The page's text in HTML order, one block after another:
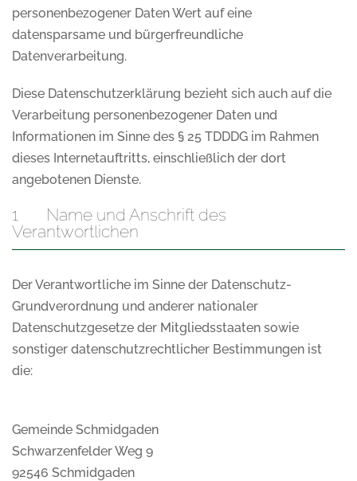
personenbezogener Daten Wert auf eine
datensparsame und bürgerfreundliche
Datenverarbeitung.
Diese Datenschutzerklärung bezieht sich auch auf die
Verarbeitung personenbezogener Daten und
Informationen im Sinne des § 25 TDDDG im Rahmen
dieses Internetauftritts, einschließlich der dort
angebotenen Dienste.
1 Name und Anschrift des
Verantwortlichen
Der Verantwortliche im Sinne der Datenschutz-
Grundverordnung und anderer nationaler
Datenschutzgesetze der Mitgliedsstaaten sowie
sonstiger datenschutzrechtlicher Bestimmungen ist
die:
Gemeinde Schmidgaden
Schwarzenfelder Weg 9
92546 Schmidgaden